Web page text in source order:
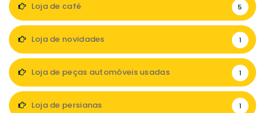
Loja de café 5
Loja de novidades 1
Loja de peças automóveis usadas 1
Loja de persianas 1